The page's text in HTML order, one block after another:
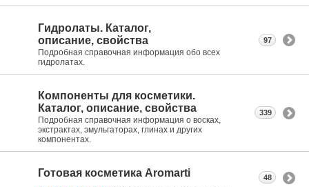
Гидролаты. Каталог,
описание, свойства
Подробная справочная информация обо всех
гидролатах.
97
Компоненты для косметики.
Каталог, описание, свойства
Подробная справочная информация о восках,
экстрактах, эмульгаторах, глинах и других
компонентах.
339
Готовая косметика Aromarti 48